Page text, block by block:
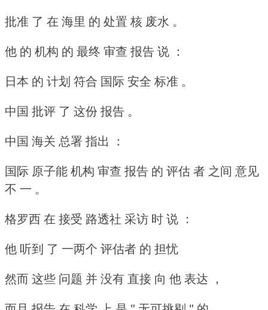
批准 了 在 海里 的 处置 核 废水 。
他 的 机构 的 最终 审查 报告 说 ：
日本 的 计划 符合 国际 安全 标准 。
中国 批评 了 这份 报告 。
中国 海关 总署 指出 ：
国际 原子能 机构 审查 报告 的 评估 者 之间 意见
不 一 。
格罗西 在 接受 路透社 采访 时 说 ：
他 听到 了 一两个 评估者 的 担忧
然而 这些 问题 并 没有 直接 向 他 表达 ，